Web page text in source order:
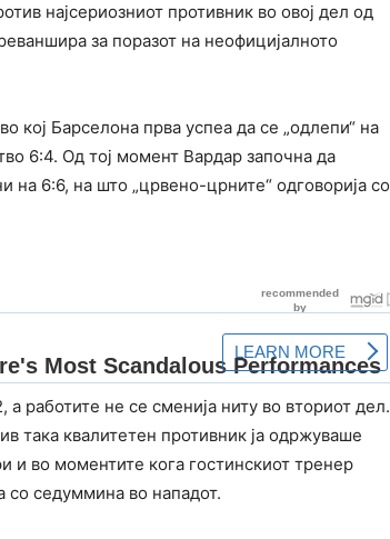
најсериозниот противник во овој дел од
за поразот на неофицијалното
кој Барселона прва успеа да се „одлепи“ на
6:4. Од тој момент Вардар започна да
6:6, на што „црвено-црните“ одговорија со
работите не се сменија ниту во вториот дел.
така квалитетен противник ја одржуваше
и во моментите кога гостинскиот тренер
со седуммина во нападот.